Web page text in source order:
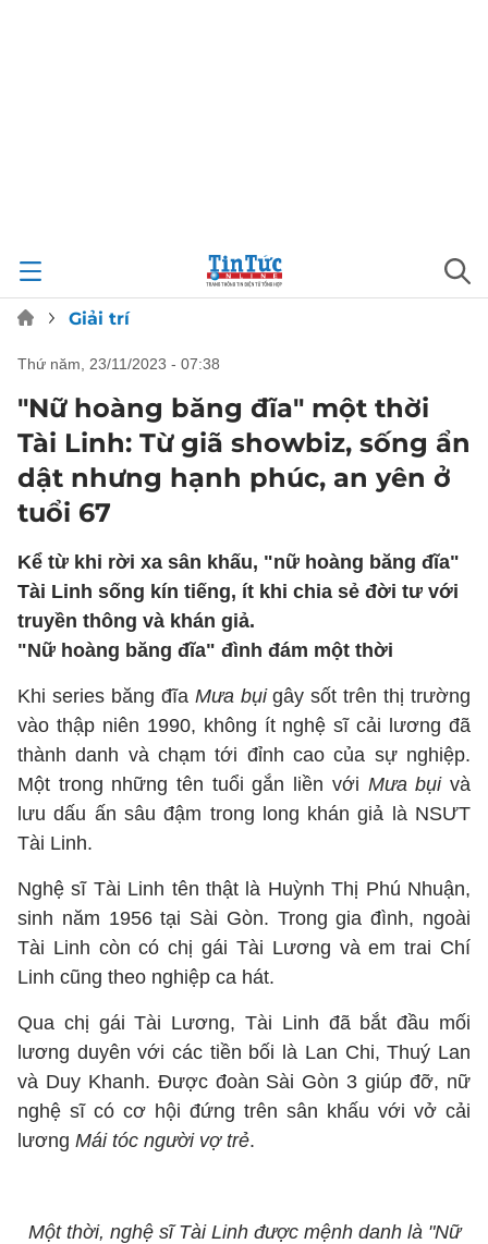
Giải trí
thứ năm, 23/11/2023 - 07:38
"Nữ hoàng băng đĩa" một thời
Tài Linh: Từ giã showbiz, sống ẩn
dật nhưng hạnh phúc, an yên ở
tuổi 67
Kể từ khi rời xa sân khấu, "nữ hoàng băng đĩa"
Tài Linh sống kín tiếng, ít khi chia sẻ đời tư với
truyền thông và khán giả.
"Nữ hoàng băng đĩa" đình đám một thời
Khi series băng đĩa Mưa bụigây sốt trên thị trường
vào thập niên 1990, không ít nghệ sĩ cải lương đã
thành danh và chạm tới đỉnh cao của sự nghiệp.
Một trong những tên tuổi gắn liền với Mưa bụivà
lưu dấu ấn sâu đậm trong long khán giả là NSƯT
Tài Linh.
Nghệ sĩ Tài Linh tên thật là Huỳnh Thị Phú Nhuận,
sinh năm 1956 tại Sài Gòn. Trong gia đình, ngoài
Tài Linh còn có chị gái Tài Lương và em trai Chí
Linh cũng theo nghiệp ca hát.
Qua chị gái Tài Lương, Tài Linh đã bắt đầu mối
lương duyên với các tiền bối là Lan Chi, Thuý Lan
và Duy Khanh. Được đoàn Sài Gòn 3 giúp đỡ, nữ
nghệ sĩ có cơ hội đứng trên sân khấu với vở cải
lương Mái tóc người vợ trẻ.
Một thời, nghệ sĩ Tài Linh được mệnh danh là "Nữ